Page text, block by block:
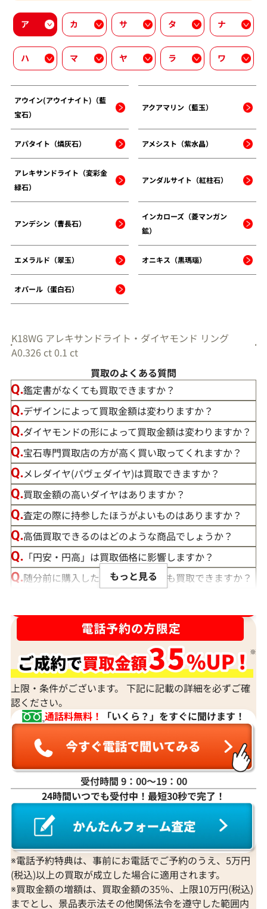
ア カ サ タ ナ
ハ マ ヤ ラ ワ
アウイン(アウイナイト)（藍
宝石）
アクアマリン（藍玉）
アパタイト（燐灰石） アメシスト（紫水晶）
アレキサンドライト（変彩金
緑石）
アンダルサイト（紅柱石）
アンデシン（曹長石）
インカローズ（菱マンガン
鉱）
エメラルド（翠玉） オニキス（黒瑪瑙）
オパール（蛋白石）
K18WG アレキサンドライト・ダイヤモンド リング
A0.326 ct 0.1 ct
買取のよくある質問
鑑定書がなくても買取できますか？
デザインによって買取金額は変わりますか？
ダイヤモンドの形によって買取金額は変わりますか？
宝石専門買取店の方が高く買い取ってくれますか？
メレダイヤ(パヴェダイヤ)は買取できますか？
買取金額の高いダイヤはありますか？
査定の際に持参したほうがよいものはありますか？
高価買取できるのはどのような商品でしょうか？
「円安・円高」は買取価格に影響しますか？
随分前に購入したダイヤモンドでも買取できますか？
宝石の大きさは買取価格に影響する？
ダイヤモンドの買取価格には、どんなことが影響しま
すか？
身分証明書がなぜ必要？
もっと見る
上限・条件がございます。 下記に記載の詳細を必ずご確
認ください。
通話料無料！
「いくら？」をすぐに聞けます！
受付時間 9：00〜19：00
24時間いつでも受付中！最短30秒で完了！
※電話予約特典は、事前にお電話でご予約のうえ、5万円
(税込)以上の買取が成立した場合に適用されます。
※買取金額の増額は、買取金額の35％、上限10万円(税込)
までとし、景品表示法その他関係法令を遵守した範囲内